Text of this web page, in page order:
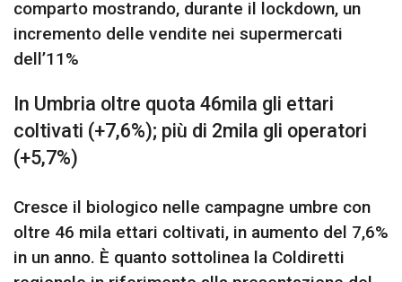
comparto mostrando, durante il lockdown, un
incremento delle vendite nei supermercati
dell’11%
In Umbria oltre quota 46mila gli ettari
coltivati (+7,6%); più di 2mila gli operatori
(+5,7%)
Cresce il biologico nelle campagne umbre con
oltre 46 mila ettari coltivati, in aumento del 7,6%
in un anno. È quanto sottolinea la Coldiretti